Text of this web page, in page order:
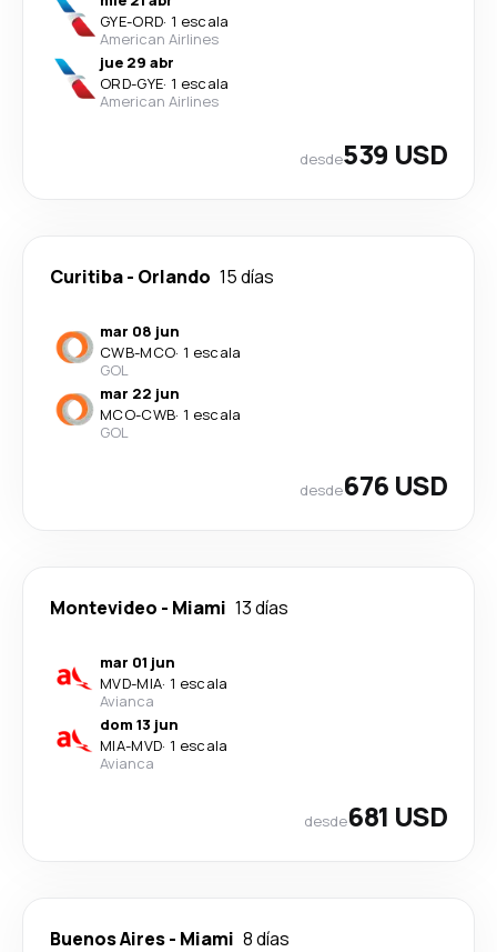
GYE-ORD· 1 escala
American Airlines
jue 29 abr
ORD-GYE· 1 escala
American Airlines
desde539 USD
Curitiba- Orlando 15 días
mar 08 jun
CWB-MCO· 1 escala
GOL
mar 22 jun
MCO-CWB· 1 escala
GOL
desde676 USD
Montevideo - Miami 13 días
mar 01 jun
MVD-MIA· 1 escala
Avianca
dom 13 jun
MIA-MVD· 1 escala
Avianca
desde681 USD
Buenos Aires- Miami 8 días